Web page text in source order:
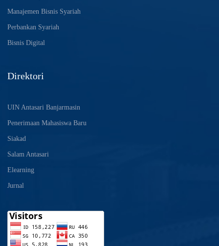
Manajemen Bisnis Syariah
Perbankan Syariah
Bisnis Digital
Direktori
UIN Antasari Banjarmasin
Penerimaan Mahasiswa Baru
Siakad
Salam Antasari
Elearning
Jurnal